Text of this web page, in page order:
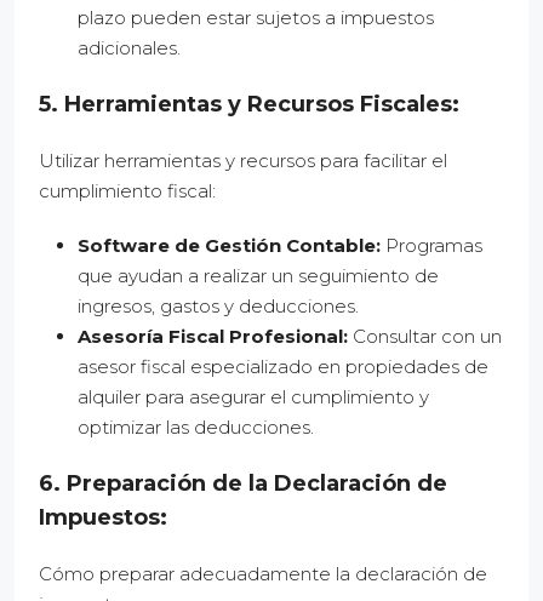
plazo pueden estar sujetos a impuestos
adicionales.
5. Herramientas y Recursos Fiscales:
Utilizar herramientas y recursos para facilitar el
cumplimiento fiscal:
Software de Gestión Contable: Programas
que ayudan a realizar un seguimiento de
ingresos, gastos y deducciones.
Asesoría Fiscal Profesional: Consultar con un
asesor fiscal especializado en propiedades de
alquiler para asegurar el cumplimiento y
optimizar las deducciones.
6. Preparación de la Declaración de
Impuestos:
Cómo preparar adecuadamente la declaración de